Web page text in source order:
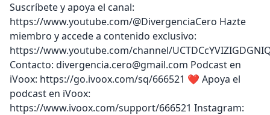
Suscríbete y apoya el canal:
https://www.youtube.com/@DivergenciaCero Hazte
miembro y accede a contenido exclusivo:
https://www.youtube.com/channel/
Contacto: divergencia.cero@gmail.com Podcast en
iVoox: https://go.ivoox.com/sq/666521 ❤️ Apoya el
podcast en iVoox:
https://www.ivoox.com/support/666521 Instagram: